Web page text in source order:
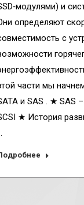
и
определяют
с
части мы
и SAS . ★ SAS
★ История